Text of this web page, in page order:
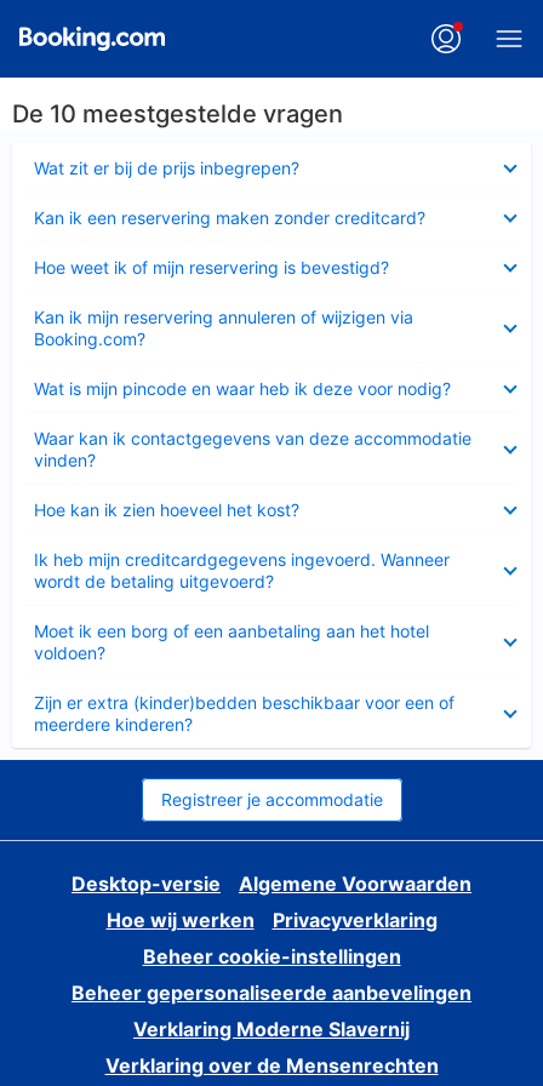
De 10 meestgestelde vragen
Wat zit er bij de prijs inbegrepen?
Kan ik een reservering maken zonder creditcard?
Hoe weet ik of mijn reservering is bevestigd?
Kan ik mijn reservering annuleren of wijzigen via
Booking.com?
Wat is mijn pincode en waar heb ik deze voor nodig?
Waar kan ik contactgegevens van deze accommodatie
vinden?
Hoe kan ik zien hoeveel het kost?
Ik heb mijn creditcardgegevens ingevoerd. Wanneer
wordt de betaling uitgevoerd?
Moet ik een borg of een aanbetaling aan het hotel
voldoen?
Zijn er extra (kinder)bedden beschikbaar voor een of
meerdere kinderen?
Registreer je accommodatie
Desktop-versie
Algemene Voorwaarden
Hoe wij werken
Privacyverklaring
Beheer cookie-instellingen
Beheer gepersonaliseerde aanbevelingen
Verklaring Moderne Slavernij
Verklaring over de Mensenrechten